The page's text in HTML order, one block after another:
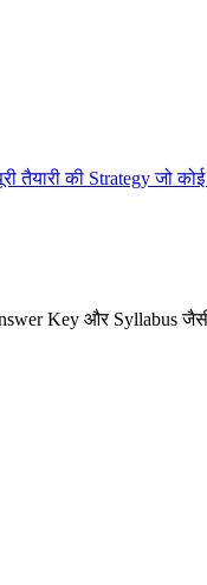
की Strategy जो कोई
Key और Syllabus